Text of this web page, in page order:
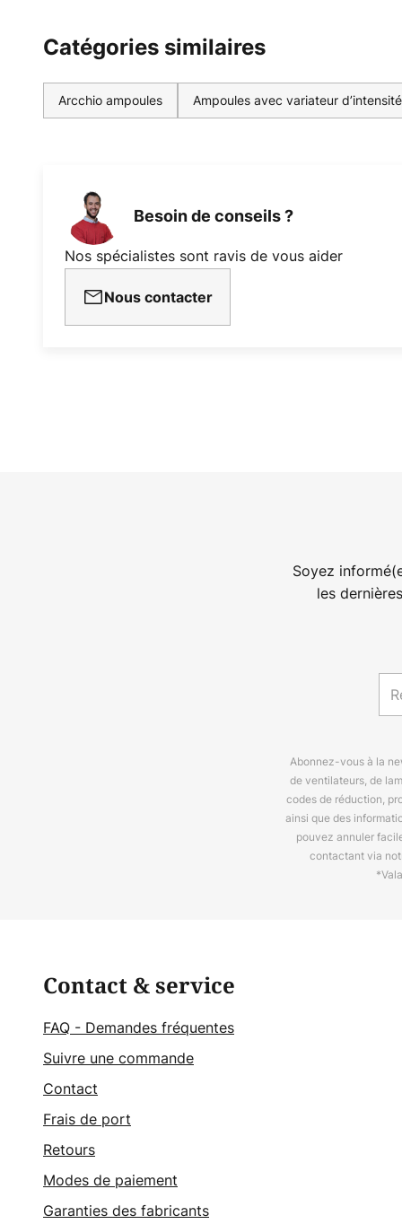
Catégories similaires
Arcchio ampoules Ampoules avec variateur d’intensité
Besoin de conseils ?
Nos spécialistes sont ravis de vous aider
Nous contacter
Soyez
les
Abonnez-vous à la
de ventilateurs, de
codes de réduction,
ainsi que des
pouvez annuler
contactant via
Contact & service
FAQ - Demandes fréquentes
Suivre une commande
Contact
Frais de port
Retours
Modes de paiement
Garanties des fabricants